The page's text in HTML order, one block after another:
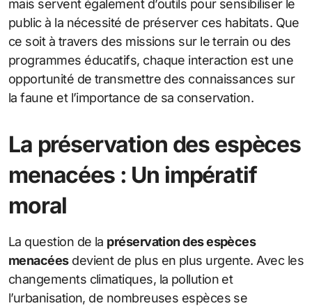
mais servent également d’outils pour sensibiliser le
public à la nécessité de préserver ces habitats. Que
ce soit à travers des missions sur le terrain ou des
programmes éducatifs, chaque interaction est une
opportunité de transmettre des connaissances sur
la faune et l’importance de sa conservation.
La préservation des espèces
menacées : Un impératif
moral
La question de la préservation des espèces
menacéesdevient de plus en plus urgente. Avec les
changements climatiques, la pollution et
l’urbanisation, de nombreuses espèces se